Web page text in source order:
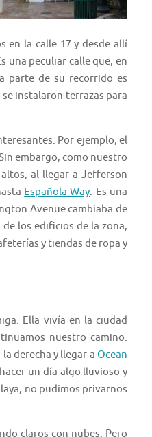
en la calle 17 y desde allí
una peculiar calle que, en
parte de su recorrido es
instalaron terrazas para
Por ejemplo, el
embargo, como nuestro
al llegar a Jefferson
Española Way. Es una
Avenue cambiaba de
los edificios de la zona,
y tiendas de ropa y
Ella vivía en la ciudad
nuestro camino.
derecha y llegar a Ocean
un día algo lluvioso y
no pudimos privarnos
claros con nubes. Pero